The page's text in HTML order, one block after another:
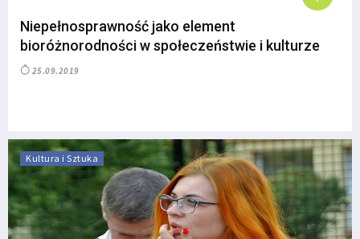
Niepełnosprawność jako element
bioróżnorodności w społeczeństwie i kulturze
25.09.2019
Kultura i Sztuka